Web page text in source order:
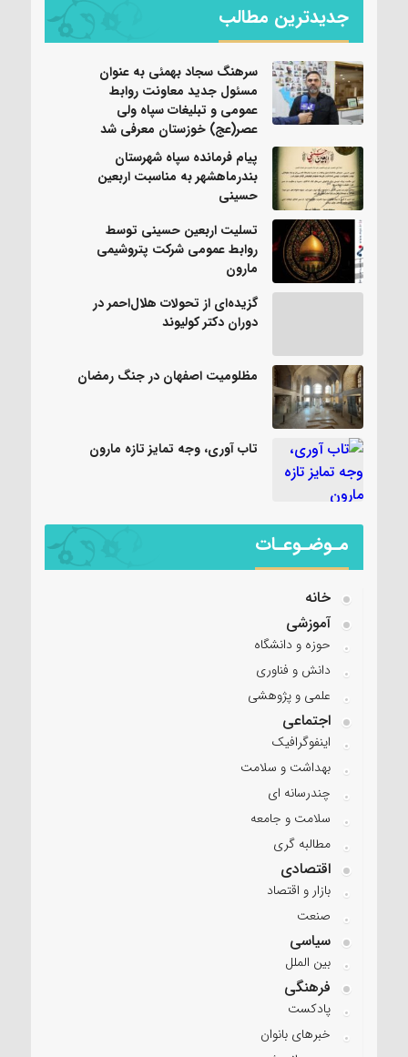
جدیدترین مطالب
سرهنگ سجاد بهمئی به عنوان
مسئول جدید معاونت روابط
عمومی و تبلیغات سپاه ولی
عصر(عج) خوزستان معرفی شد
پیام فرمانده سپاه شهرستان
بندرماهشهر به مناسبت اربعین
حسینی
تسلیت اربعین حسینی توسط
روابط عمومی شرکت پتروشیمی
مارون
گزیده‌ای از تحولات هلال‌احمر در
دوران دکتر کولیوند
مظلومیت اصفهان در جنگ رمضان
تاب آوری، وجه تمایز تازه مارون
مـوضـوعـات
خانه
آموزشی
حوزه و دانشگاه
دانش و فناوری
علمی و پژوهشی
اجتماعی
اینفوگرافیک
بهداشت و سلامت
چندرسانه ای
سلامت و جامعه
مطالبه گری
اقتصادی
بازار و اقتصاد
صنعت
سیاسی
بین الملل
فرهنگی
پادکست
خبرهای بانوان